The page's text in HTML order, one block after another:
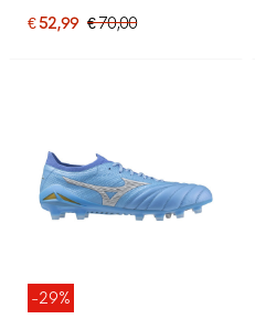
€ 52,99 € 70,00
-29%